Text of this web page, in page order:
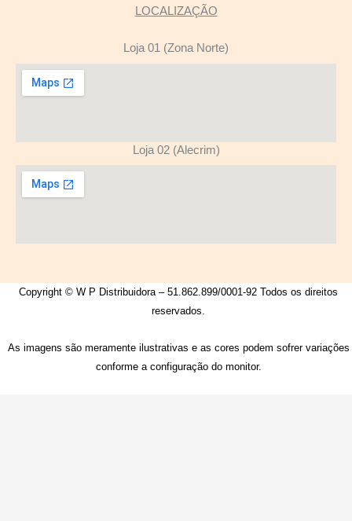
LOCALIZAÇÃO
Loja 01 (Zona Norte)
Loja 02 (Alecrim)
Copyright © W P Distribuidora – 51.862.899/0001-92 Todos os direitos
reservados.
As imagens são meramente ilustrativas e as cores podem sofrer variações
conforme a configuração do monitor.